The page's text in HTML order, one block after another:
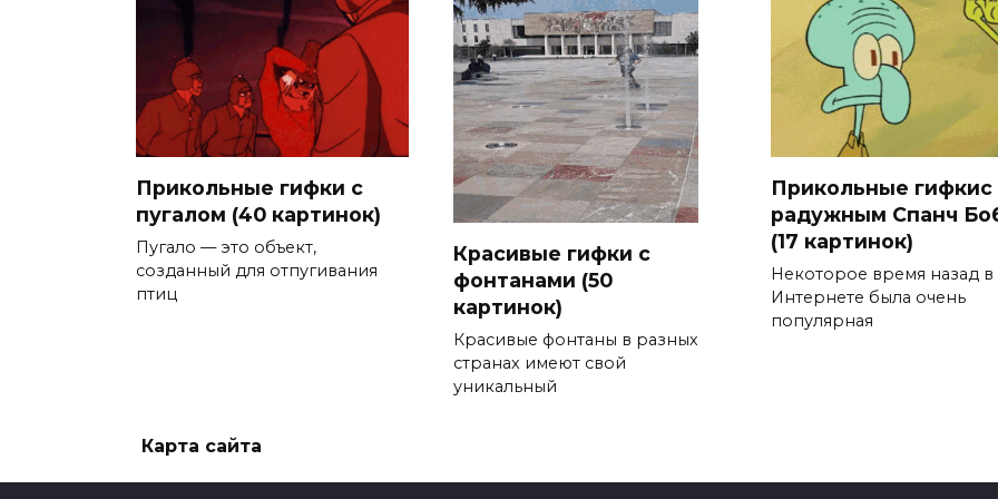
Прикольные гифки с
пугалом (40 картинок)
Пугало — это объект,
созданный для отпугивания
птиц
Красивые гифки с
фонтанами (50
картинок)
Красивые фонтаны в разных
странах имеют свой
уникальный
Прикольные гифкис
радужным Спанч
(17 картинок)
Некоторое время назад в
Интернете была очень
популярная
Карта сайта